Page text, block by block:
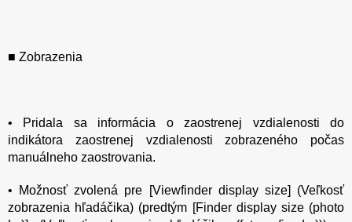
■ Zobrazenia
• Pridala sa informácia o zaostrenej vzdialenosti do
indikátora zaostrenej vzdialenosti zobrazeného počas
manuálneho zaostrovania.
• Možnosť zvolená pre [Viewfinder display size] (Veľkosť
zobrazenia hľadáčika) (predtým [Finder display size (photo